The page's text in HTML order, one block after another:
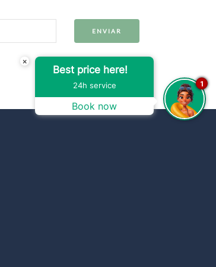
×
Best price here!
24h service
Book now
1